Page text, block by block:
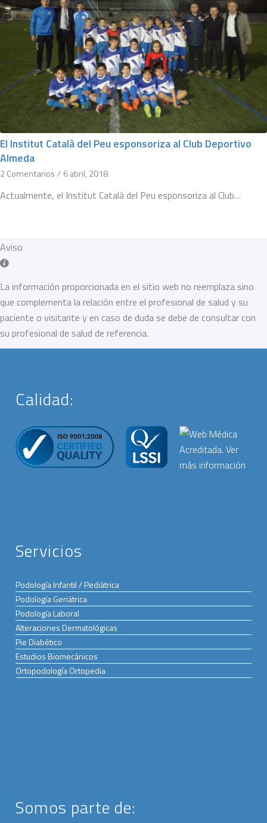
El Institut Català del Peu esponsoriza al Club Deportivo
Almeda
2 Comentarios / 6 abril, 2018
Actualmente, el Institut Català del Peu esponsoriza al Club…
Aviso
La información proporcionada en el sitio web no reemplaza sino
que complementa la relación entre el profesional de salud y su
paciente o visitante y en caso de duda se debe de consultar con
su profesional de salud de referencia.
Calidad:
Servicios
Podología Infantil / Pediátrica
Podología Geriátrica
Podología Laboral
Alteraciones Dermatológicas
Pie Diabético
Estudios Biomecánicos
Ortopodología Ortopedia
Somos parte de: